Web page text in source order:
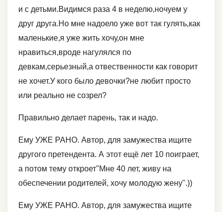
и с детьми.Видимся раза 4 в неделю,ночуем у
друг друга.Но мне надоело уже вот так гулять,как
маленькие,я уже жить хочу,он мне
нравиться,вроде нагулялся по
девкам,серьезный,а отвественности как говорит
не хочет.У кого было девочки?не любит просто
или реально не созрел?
Правильно делает парень, так и надо.
Ему УЖЕ РАНО. Автор, для замужества ищите
другого претендента. А этот ещё лет 10 поиграет,
а потом тему откроет"Мне 40 лет, живу на
обеспечении родителей, хочу молодую жену".))
Ему УЖЕ РАНО. Автор, для замужества ищите